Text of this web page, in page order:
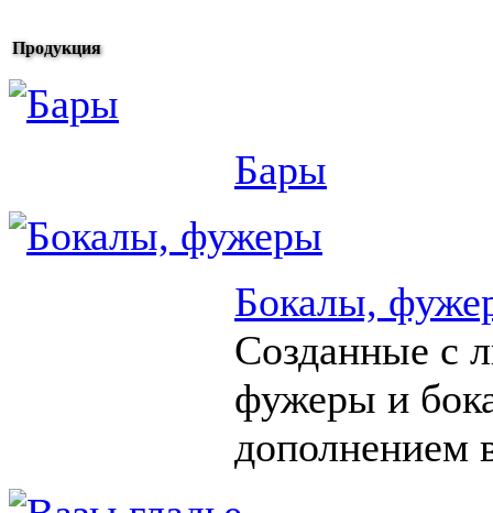
Продукция
Бары
Бокалы,
Созданные с
фужеры и
дополнением